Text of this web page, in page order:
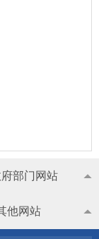
部门网站
他网站